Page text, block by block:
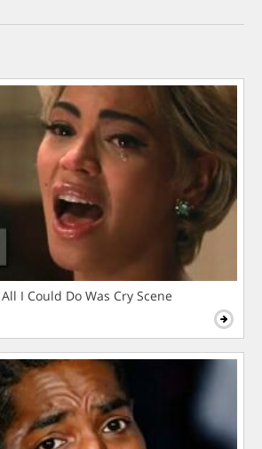
I Could Do Was Cry Scene